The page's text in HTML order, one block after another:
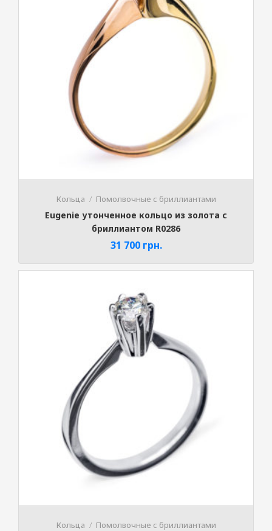
Кольца Помолвочные с бриллиантами
Eugenie утонченное кольцо из золота с
бриллиантом R0286
31 700 грн.
Кольца Помолвочные с бриллиантами